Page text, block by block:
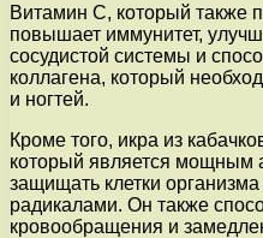
Витамин С, который также
повышает иммунитет,
сосудистой системы и
коллагена, который
и ногтей.
Кроме того, икра из
который является мощным
защищать клетки
радикалами. Он также
кровообращения и